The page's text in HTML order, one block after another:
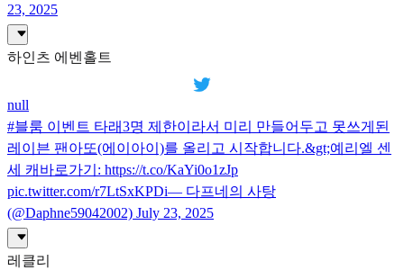
23, 2025
하인츠 에벤홀트
null
#블룸 이벤트 타래3명 제한이라서 미리 만들어두고 못쓰게된
레이븐 팬아또(에이아이)를 올리고 시작합니다.&gt;예리엘 센
세 캐바로가기: https://t.co/KaYi0o1zJp
pic.twitter.com/r7LtSxKPDi— 다프네의 사탕
(@Daphne59042002) July 23, 2025
레클리